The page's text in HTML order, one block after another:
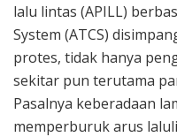
lalu lintas (APILL)
System (ATCS)
protes, tidak hanya
sekitar pun terutama
Pasalnya keberadaan
memperburuk arus